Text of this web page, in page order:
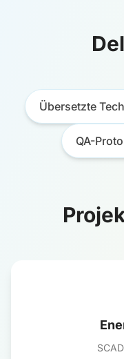
Übersetzte
QA-